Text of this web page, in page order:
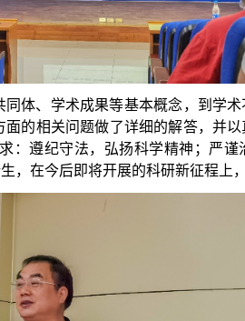
体、学术成果等基本概念，到学
的相关问题做了详细的解答，并
：遵纪守法，弘扬科学精神；严
在今后即将开展的科研新征程上